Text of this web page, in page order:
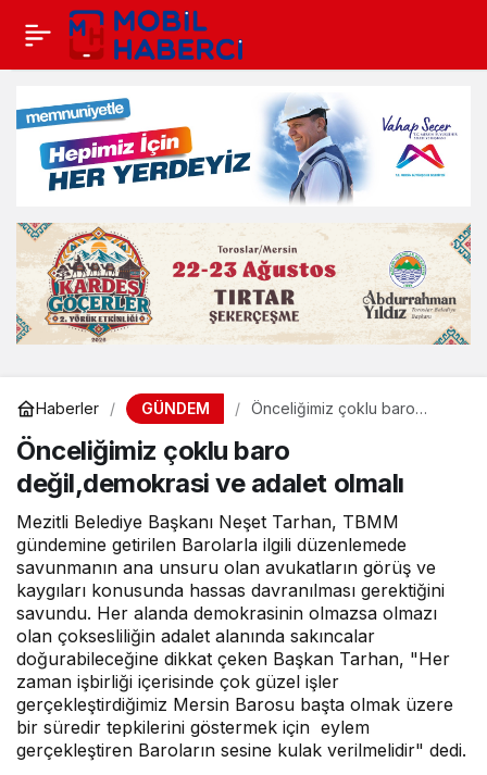
Haberler GÜNDEM
Önceliğimiz çoklu baro
olmalı
Önceliğimiz çoklu baro
değil,demokrasi ve adalet olmalı
Mezitli Belediye Başkanı Neşet Tarhan, TBMM
gündemine getirilen Barolarla ilgili düzenlemede
savunmanın ana unsuru olan avukatların görüş ve
kaygıları konusunda hassas davranılması gerektiğini
savundu. Her alanda demokrasinin olmazsa olmazı
olan çoksesliliğin adalet alanında sakıncalar
doğurabileceğine dikkat çeken Başkan Tarhan, "Her
zaman işbirliği içerisinde çok güzel işler
gerçekleştirdiğimiz Mersin Barosu başta olmak üzere
bir süredir tepkilerini göstermek için eylem
gerçekleştiren Baroların sesine kulak verilmelidir" dedi.